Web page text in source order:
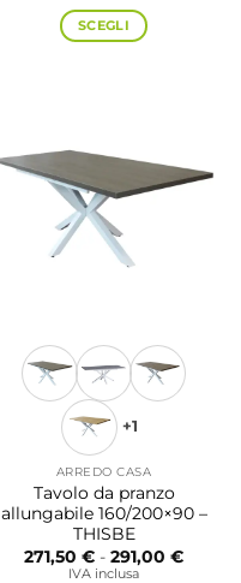
SCEGLI
varianti.
opzioni
possono
essere
del
prodotto
+1
ARREDO CASA
Tavolo da pranzo
allungabile 160/200×90 –
THISBE
271,50 € - 291,00 €Fascia
IVA inclusa